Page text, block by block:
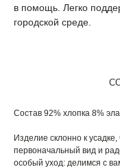
в помощь. Легко
городской среде.
Состав 92% хлопка 8%
Изделие склонно к
первоначальный вид и
особый уход: делимся с